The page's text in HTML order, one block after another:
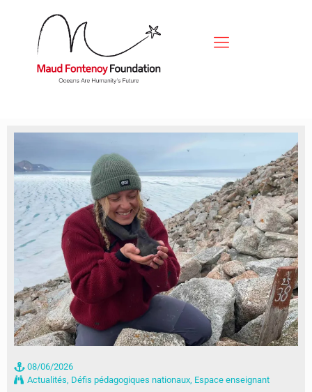
08/06/2026
Actualités, Défis pédagogiques nationaux, Espace enseignant